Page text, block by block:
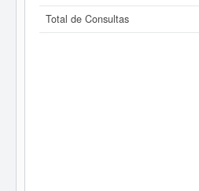
Total de Consultas